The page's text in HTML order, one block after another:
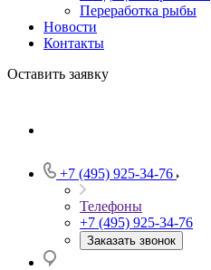
Переработка рыбы
Новости
Контакты
Оставить заявку
+7 (495) 925-34-76
Телефоны
+7 (495) 925-34-76
Заказать звонок